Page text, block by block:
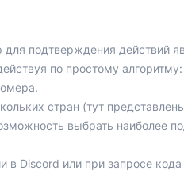
подтверждения действий
по простому алгоритму:
стран (тут
выбрать наиболее
Discord или при запросе